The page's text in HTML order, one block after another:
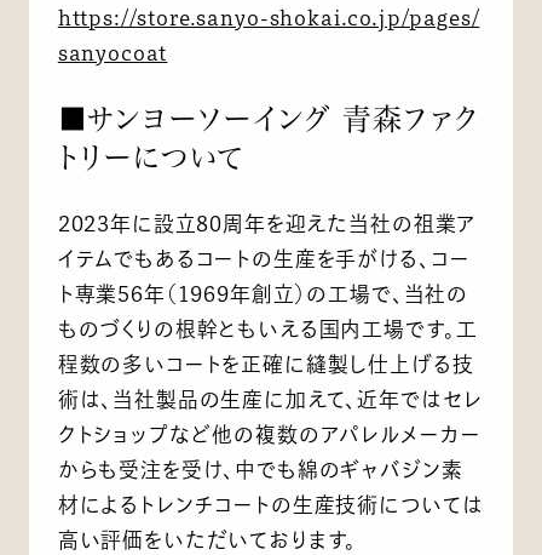
https://store.sanyo-shokai.co.jp/pages/
sanyocoat
■サンヨーソーイング 青森ファク
トリーについて
2023年に設立80周年を迎えた当社の祖業ア
イテムでもあるコートの生産を手がける、コー
ト専業56年（1969年創立）の工場で、当社の
ものづくりの根幹ともいえる国内工場です。工
程数の多いコートを正確に縫製し仕上げる技
術は、当社製品の生産に加えて、近年ではセレ
クトショップなど他の複数のアパレルメーカー
からも受注を受け、中でも綿のギャバジン素
材によるトレンチコートの生産技術については
高い評価をいただいております。